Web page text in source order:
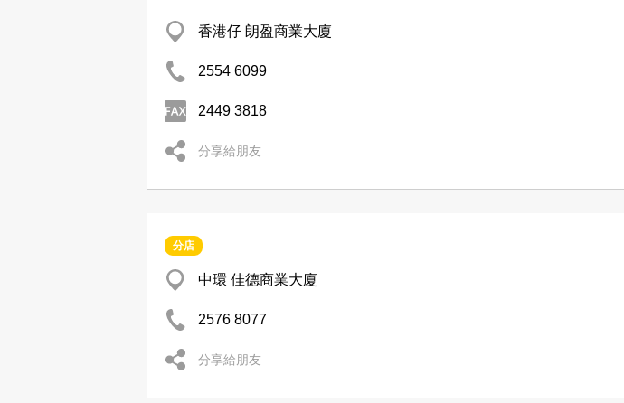
香港仔 朗盈商業大廈
2554 6099
2449 3818
分享給朋友
分店
中環 佳德商業大廈
2576 8077
分享給朋友